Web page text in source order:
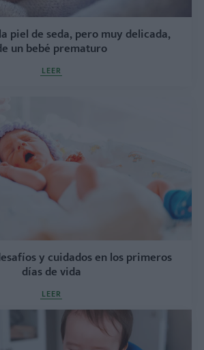
piel de seda, pero muy delicada,
un bebé prematuro
LEER
y cuidados en los primeros
días de vida
LEER